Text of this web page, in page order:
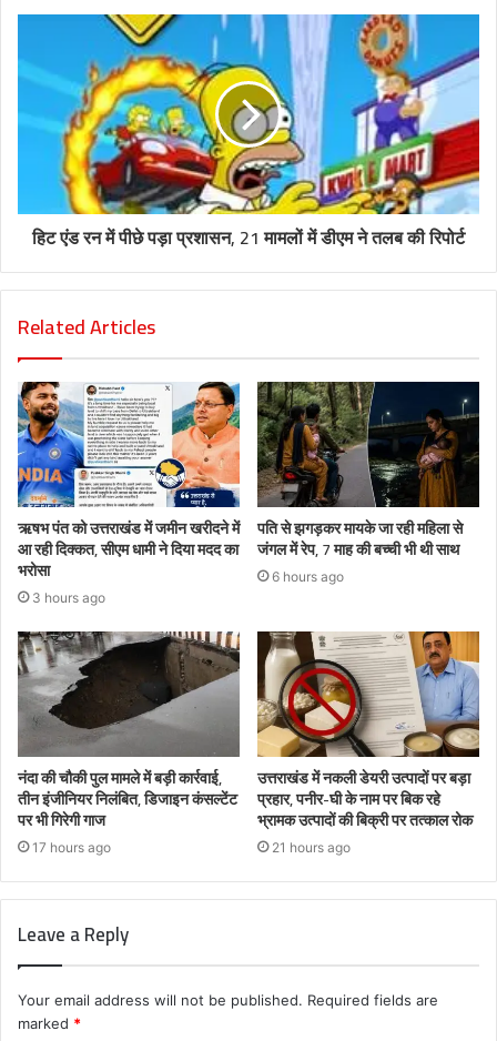
हिट एंड रन में पीछे पड़ा प्रशासन, 21 मामलों में डीएम ने तलब की रिपोर्ट
Related Articles
ऋषभ पंत को उत्तराखंड में जमीन खरीदने में
आ रही दिक्कत, सीएम धामी ने दिया मदद का
भरोसा
3 hours ago
पति से झगड़कर मायके जा रही महिला से
जंगल में रेप, 7 माह की बच्ची भी थी साथ
6 hours ago
नंदा की चौकी पुल मामले में बड़ी कार्रवाई,
तीन इंजीनियर निलंबित, डिजाइन कंसल्टेंट
पर भी गिरेगी गाज
17 hours ago
उत्तराखंड में नकली डेयरी उत्पादों पर बड़ा
प्रहार, पनीर-घी के नाम पर बिक रहे
भ्रामक उत्पादों की बिक्री पर तत्काल रोक
21 hours ago
Leave a Reply
Your email address will not be published. Required fields are
marked *